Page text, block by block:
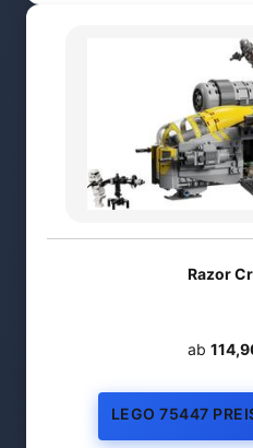
Razor
ab
LEGO 75447